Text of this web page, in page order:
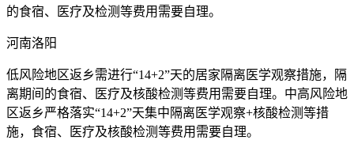
的食宿、医疗及检测等费用需要自理。
河南洛阳
低风险地区返乡需进行“14+2”天的居家隔离医学观察措施，隔
离期间的食宿、医疗及核酸检测等费用需要自理。中高风险地
区返乡严格落实“14+2”天集中隔离医学观察+核酸检测等措
施，食宿、医疗及核酸检测等费用需要自理。